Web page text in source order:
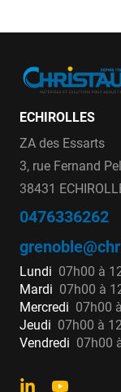
ECHIROLLES
ZA des Essarts
3, rue Fernand
38431
0476336262
Lundi 07h00 à
Mardi 07h00 à
Mercredi 07h00
Jeudi 07h00 à
Vendredi 07h00